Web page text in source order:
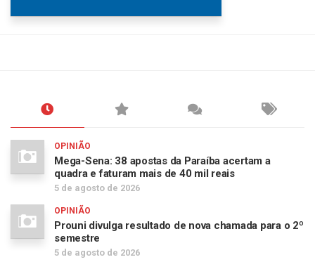
OPINIÃO
Mega-Sena: 38 apostas da Paraíba acertam a
quadra e faturam mais de 40 mil reais
5 de agosto de 2026
OPINIÃO
Prouni divulga resultado de nova chamada para o 2º
semestre
5 de agosto de 2026